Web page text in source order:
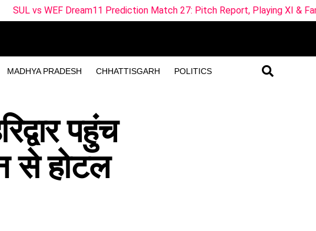
MADHYA PRADESH CHHATTISGARH POLITICS
Prediction Match 27: Pitch Report, Playing XI & Fantasy Tips
पहुंच
से होटल